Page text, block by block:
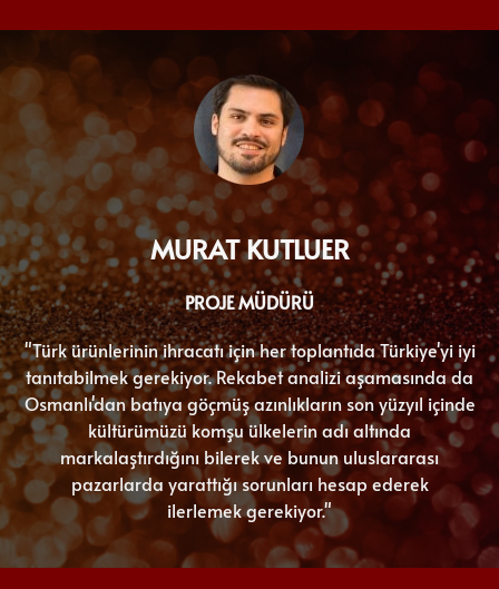
MURAT KUTLUER
PROJE MÜDÜRÜ
"Türk ürünlerinin ihracatı için her toplantıda Türkiye'yi iyi
tanıtabilmek gerekiyor. Rekabet analizi aşamasında da
Osmanlı'dan batıya göçmüş azınlıkların son yüzyıl içinde
kültürümüzü komşu ülkelerin adı altında
markalaştırdığını bilerek ve bunun uluslararası
pazarlarda yarattığı sorunları hesap ederek
ilerlemek gerekiyor."